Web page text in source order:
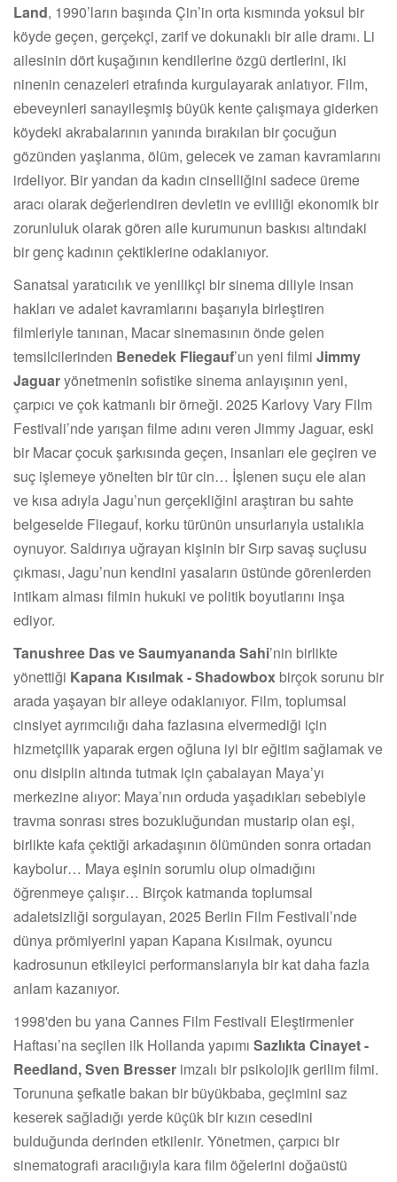
Land, 1990’ların başında Çin’in orta kısmında yoksul bir
köyde geçen, gerçekçi, zarif ve dokunaklı bir aile dramı. Li
ailesinin dört kuşağının kendilerine özgü dertlerini, iki
ninenin cenazeleri etrafında kurgulayarak anlatıyor. Film,
ebeveynleri sanayileşmiş büyük kente çalışmaya giderken
köydeki akrabalarının yanında bırakılan bir çocuğun
gözünden yaşlanma, ölüm, gelecek ve zaman kavramlarını
irdeliyor. Bir yandan da kadın cinselliğini sadece üreme
aracı olarak değerlendiren devletin ve evliliği ekonomik bir
zorunluluk olarak gören aile kurumunun baskısı altındaki
bir genç kadının çektiklerine odaklanıyor.
Sanatsal yaratıcılık ve yenilikçi bir sinema diliyle insan
hakları ve adalet kavramlarını başarıyla birleştiren
filmleriyle tanınan, Macar sinemasının önde gelen
temsilcilerinden Benedek Fliegauf’un yeni filmi Jimmy
Jaguaryönetmenin sofistike sinema anlayışının yeni,
çarpıcı ve çok katmanlı bir örneği. 2025 Karlovy Vary Film
Festivali’nde yarışan filme adını veren Jimmy Jaguar, eski
bir Macar çocuk şarkısında geçen, insanları ele geçiren ve
suç işlemeye yönelten bir tür cin… İşlenen suçu ele alan
ve kısa adıyla Jagu’nun gerçekliğini araştıran bu sahte
belgeselde Fliegauf, korku türünün unsurlarıyla ustalıkla
oynuyor. Saldırıya uğrayan kişinin bir Sırp savaş suçlusu
çıkması, Jagu’nun kendini yasaların üstünde görenlerden
intikam alması filmin hukuki ve politik boyutlarını inşa
ediyor.
Tanushree Das ve Saumyananda Sahi’nin birlikte
yönettiği Kapana Kısılmak - Shadowbox birçok sorunu bir
arada yaşayan bir aileye odaklanıyor. Film, toplumsal
cinsiyet ayrımcılığı daha fazlasına elvermediği için
hizmetçilik yaparak ergen oğluna iyi bir eğitim sağlamak ve
onu disiplin altında tutmak için çabalayan Maya’yı
merkezine alıyor: Maya’nın orduda yaşadıkları sebebiyle
travma sonrası stres bozukluğundan mustarip olan eşi,
birlikte kafa çektiği arkadaşının ölümünden sonra ortadan
kaybolur… Maya eşinin sorumlu olup olmadığını
öğrenmeye çalışır… Birçok katmanda toplumsal
adaletsizliği sorgulayan, 2025 Berlin Film Festivali’nde
dünya prömiyerini yapan Kapana Kısılmak, oyuncu
kadrosunun etkileyici performanslarıyla bir kat daha fazla
anlam kazanıyor.
1998'den bu yana Cannes Film Festivali Eleştirmenler
Haftası’na seçilen ilk Hollanda yapımı Sazlıkta Cinayet -
Reedland, Sven Bresser imzalı bir psikolojik gerilim filmi.
Torununa şefkatle bakan bir büyükbaba, geçimini saz
keserek sağladığı yerde küçük bir kızın cesedini
bulduğunda derinden etkilenir. Yönetmen, çarpıcı bir
sinematografi aracılığıyla kara film öğelerini doğaüstü